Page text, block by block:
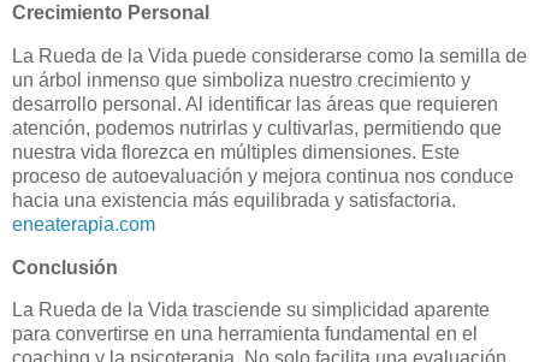
Crecimiento Personal
La Rueda de la Vida puede considerarse como la semilla de
un árbol inmenso que simboliza nuestro crecimiento y
desarrollo personal. Al identificar las áreas que requieren
atención, podemos nutrirlas y cultivarlas, permitiendo que
nuestra vida florezca en múltiples dimensiones. Este
proceso de autoevaluación y mejora continua nos conduce
hacia una existencia más equilibrada y satisfactoria.
eneaterapia.com
Conclusión
La Rueda de la Vida trasciende su simplicidad aparente
para convertirse en una herramienta fundamental en el